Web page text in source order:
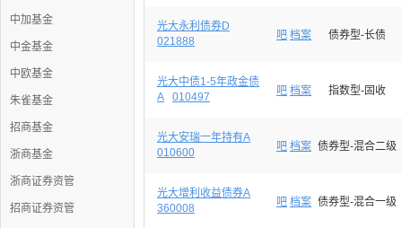
中加基金
中金基金
中欧基金
朱雀基金
招商基金
浙商基金
浙商证券资管
招商证券资管
光大永利债券D
021888
吧 档案 债券型-长债
光大中债1-5年政金债
A
010497 吧 档案 指数型-固收
光大安瑞一年持有A
010600
吧 档案 债券型-混合二级
光大增利收益债券A
360008
吧 档案 债券型-混合一级